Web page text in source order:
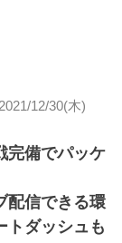
2021/12/30(木)
完備でパッケ
配信できる環
トダッシュも